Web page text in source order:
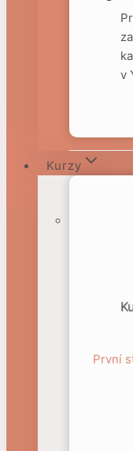
v
Kurzy
První